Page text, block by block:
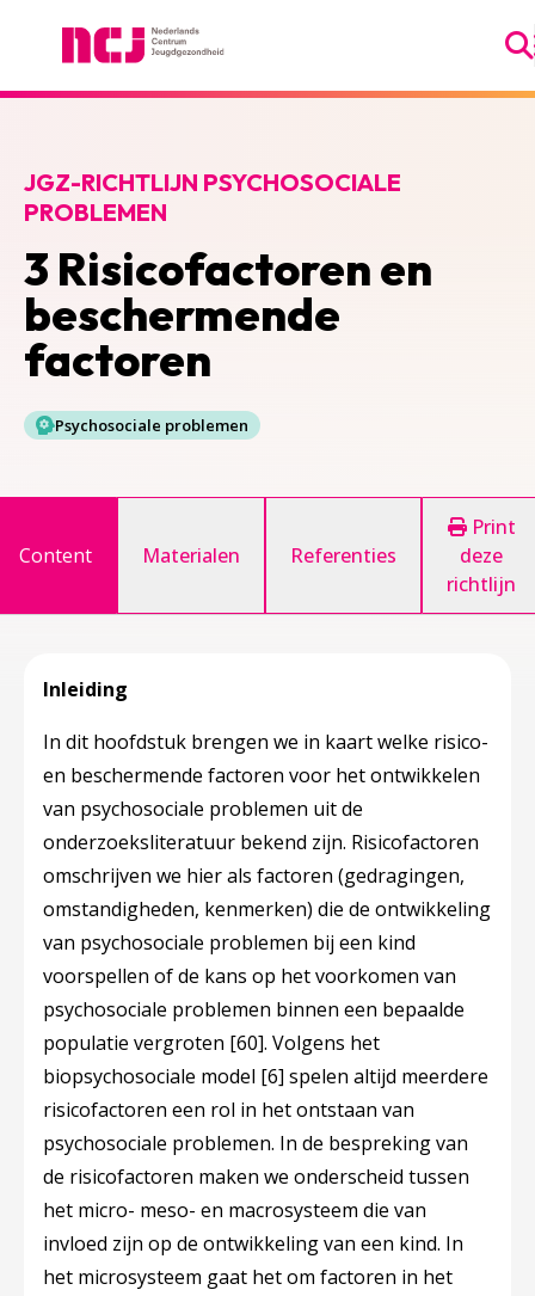
3 Risicofactoren en
beschermende
factoren
JGZ-RICHTLIJN PSYCHOSOCIALE
PROBLEMEN
Psychosociale problemen
Content Materialen Referenties
Print
deze
richtlijn
Inleiding
In dit hoofdstuk brengen we in kaart welke risico-
en beschermende factoren voor het ontwikkelen
van psychosociale problemen uit de
onderzoeksliteratuur bekend zijn. Risicofactoren
omschrijven we hier als factoren (gedragingen,
omstandigheden, kenmerken) die de ontwikkeling
van psychosociale problemen bij een kind
voorspellen of de kans op het voorkomen van
psychosociale problemen binnen een bepaalde
populatie vergroten [60]. Volgens het
biopsychosociale model [6] spelen altijd meerdere
risicofactoren een rol in het ontstaan van
psychosociale problemen. In de bespreking van
de risicofactoren maken we onderscheid tussen
het micro- meso- en macrosysteem die van
invloed zijn op de ontwikkeling van een kind. In
het microsysteem gaat het om factoren in het